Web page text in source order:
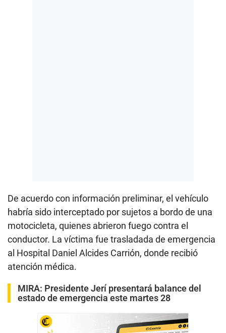
De acuerdo con información preliminar, el vehículo
habría sido interceptado por sujetos a bordo de una
motocicleta, quienes abrieron fuego contra el
conductor. La víctima fue trasladada de emergencia
al Hospital Daniel Alcides Carrión, donde recibió
atención médica.
MIRA: Presidente Jerí presentará balance del
estado de emergencia este martes 28